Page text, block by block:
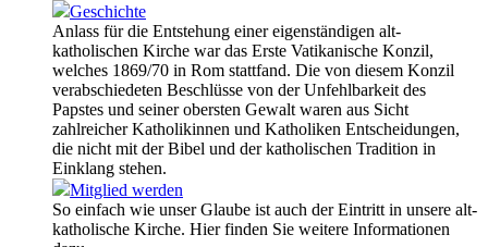
Geschichte
Anlass für die Entstehung einer eigenständigen alt-
katholischen Kirche war das Erste Vatikanische Konzil,
welches 1869/70 in Rom stattfand. Die von diesem Konzil
verabschiedeten Beschlüsse von der Unfehlbarkeit des
Papstes und seiner obersten Gewalt waren aus Sicht
zahlreicher Katholikinnen und Katholiken Entscheidungen,
die nicht mit der Bibel und der katholischen Tradition in
Einklang stehen.
Mitglied werden
So einfach wie unser Glaube ist auch der Eintritt in unsere alt-
katholische Kirche. Hier finden Sie weitere Informationen